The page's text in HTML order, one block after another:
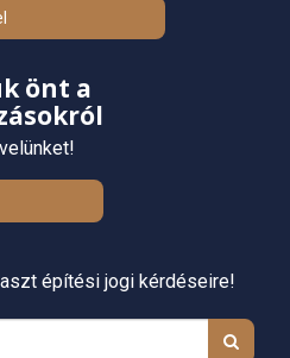
önt a
építési jogi kérdéseire!